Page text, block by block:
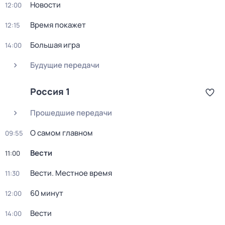
12:00 Новости
12:15 Время покажет
14:00
Большая игра
Будущие передачи
Россия 1
Прошедшие передачи
09:55 О самом главном
11:00 Вести
11:30 Вести. Местное время
12:00 60 минут
14:00
Вести